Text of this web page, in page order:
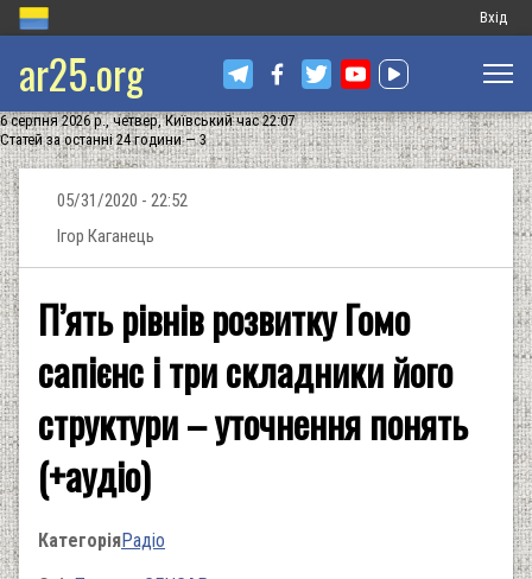
Меню
запису
Вхід
ar25.org
6 серпня 2026 р., четвер, Київський час 22:07
Статей за останні 24 години — 3
05/31/2020 - 22:52
Ігор Каганець
П’ять рівнів розвитку Гомо
сапієнс і три складники його
структури – уточнення понять
(+аудіо)
КатегоріяРадіо